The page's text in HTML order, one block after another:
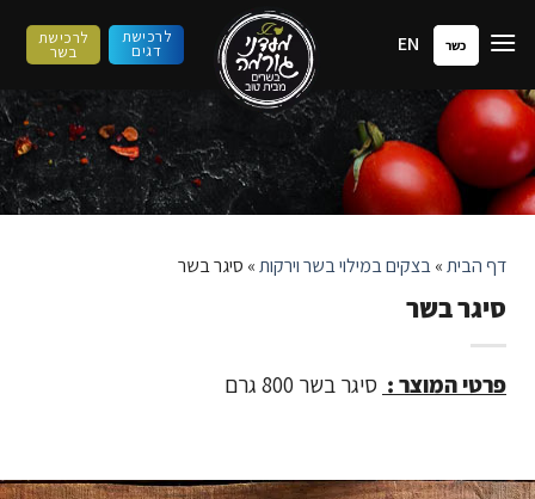
לתוכן
כשר EN לרכישת
דגים
לרכישת
בשר
דף הבית»בצקים במילוי בשר וירקות» סיגר בשר
סיגר בשר
פרטי המוצר : סיגר בשר 800 גרם